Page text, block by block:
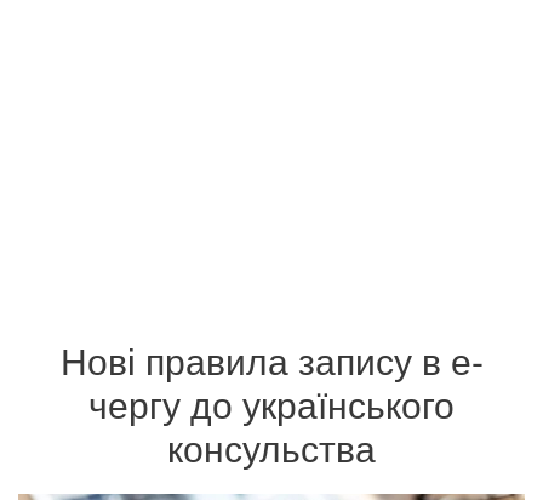
Нові правила запису в е-
чергу до українського
консульства